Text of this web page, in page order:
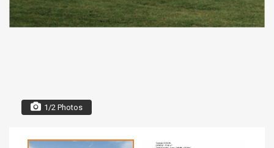
1/2 Photos